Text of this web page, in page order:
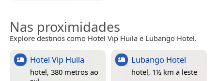
Nas proximidades
Explore destinos como Hotel Vip Huila e Lubango Hotel.
Hotel Vip Huila
hotel, 380 metros ao
Lubango Hotel
hotel, 1½ km a leste